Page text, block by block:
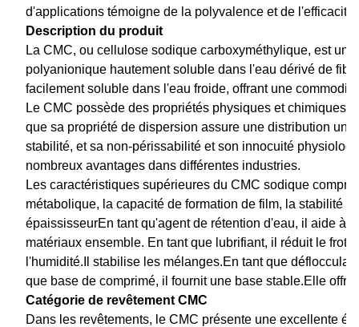
d'applications témoigne de la polyvalence et de l'efficacité
Description du produit
La CMC, ou cellulose sodique carboxyméthylique, est
polyanionique hautement soluble dans l'eau dérivé de
facilement soluble dans l'eau froide, offrant une
Le CMC possède des propriétés physiques et chimiques
que sa propriété de dispersion assure une distribution
stabilité, et sa non-périssabilité et son innocuité
nombreux avantages dans différentes industries.
Les caractéristiques supérieures du CMC sodique
métabolique, la capacité de formation de film, la stabilité
épaississeurEn tant qu'agent de rétention d'eau, il aide à
matériaux ensemble. En tant que lubrifiant, il réduit le
l'humidité.Il stabilise les mélanges.En tant que
que base de comprimé, il fournit une base stable.Elle offre
Catégorie de revêtement CMC
Dans les revêtements, le CMC présente une excellente